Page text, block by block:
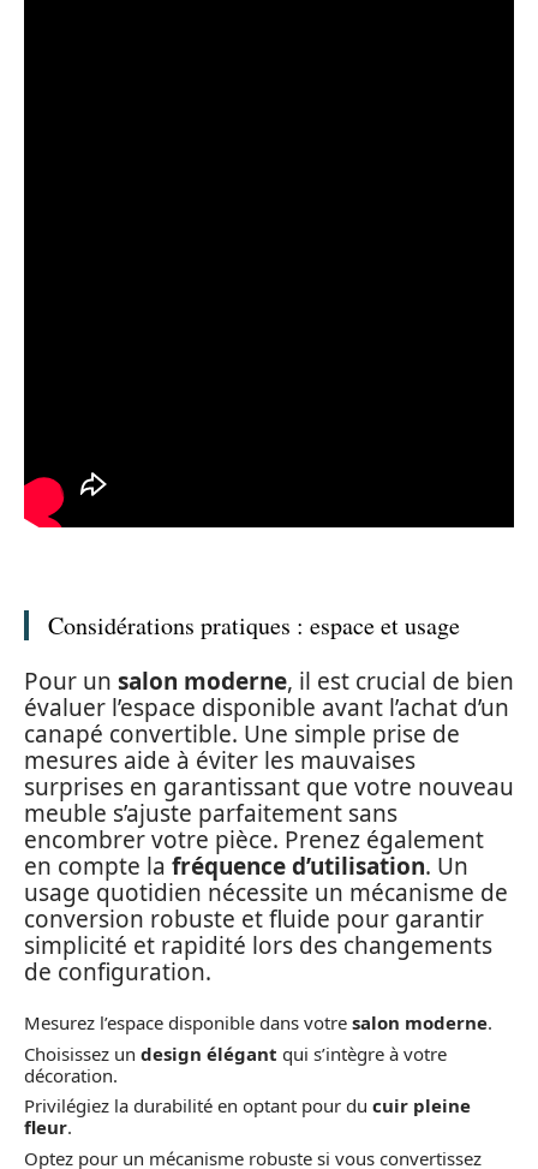
Considérations pratiques : espace et usage
Pour un salon moderne, il est crucial de bien
évaluer l’espace disponible avant l’achat d’un
canapé convertible. Une simple prise de
mesures aide à éviter les mauvaises
surprises en garantissant que votre nouveau
meuble s’ajuste parfaitement sans
encombrer votre pièce. Prenez également
en compte la fréquence d’utilisation. Un
usage quotidien nécessite un mécanisme de
conversion robuste et fluide pour garantir
simplicité et rapidité lors des changements
de configuration.
Mesurez l’espace disponible dans votre salon moderne.
Choisissez un design élégant qui s’intègre à votre
décoration.
Privilégiez la durabilité en optant pour du cuir pleine
fleur.
Optez pour un mécanisme robuste si vous convertissez